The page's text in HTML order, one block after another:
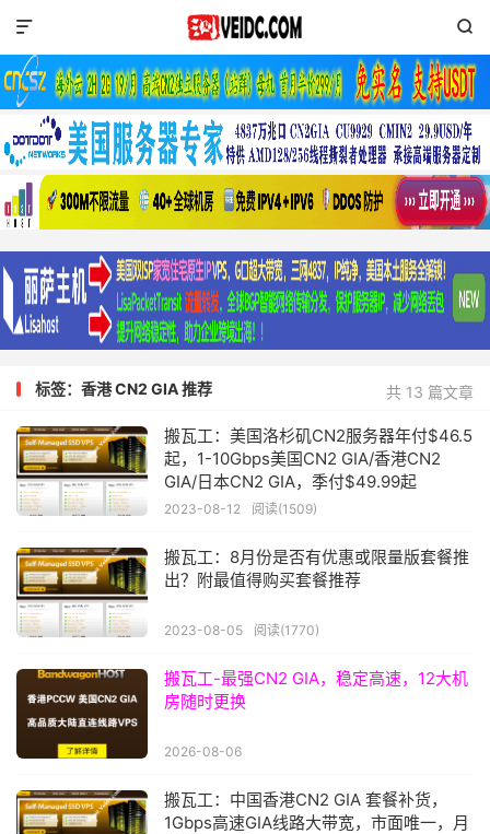


共 13 篇文章
标签：香港 CN2 GIA 推荐
搬瓦工：美国洛杉矶CN2服务器年付$46.5
起，1-10Gbps美国CN2 GIA/香港CN2
GIA/日本CN2 GIA，季付$49.99起
2023-08-12 阅读(1509)
搬瓦工：8月份是否有优惠或限量版套餐推
出？附最值得购买套餐推荐
2023-08-05 阅读(1770)
搬瓦工-最强CN2 GIA，稳定高速，12大机
房随时更换
2026-08-06
搬瓦工：中国香港CN2 GIA 套餐补货，
1Gbps高速GIA线路大带宽，市面唯一，月